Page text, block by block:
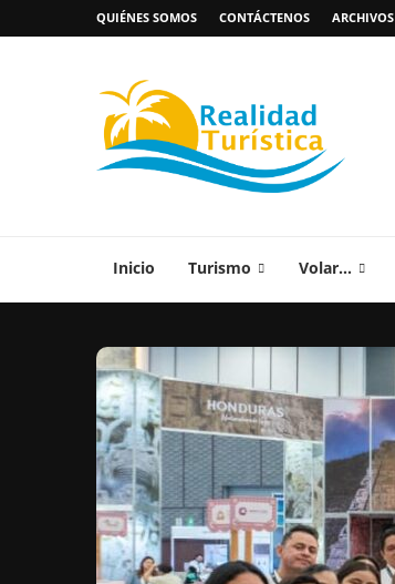
QUIÉNES SOMOS CONTÁCTENOS ARCHIVOS
Inicio Turismo Volar…